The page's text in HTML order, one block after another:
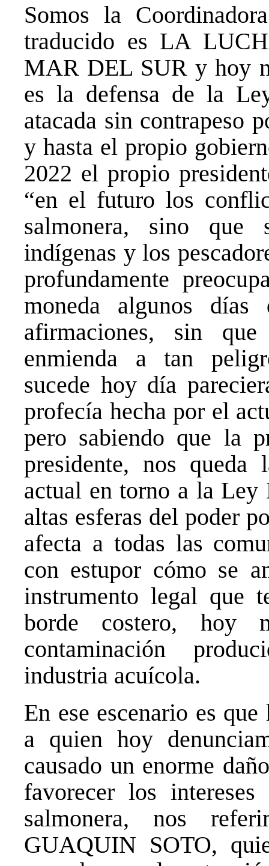
Somos la
traducido es LA
MAR DEL SUR y hoy
es la defensa de la
atacada sin contrapeso
y hasta el propio
2022 el propio
“en el futuro los
salmonera, sino que
indígenas y los
profundamente
moneda algunos días
afirmaciones, sin
enmienda a tan
sucede hoy día
profecía hecha por el
pero sabiendo que la
presidente, nos
actual en torno a la Ley
altas esferas del poder
afecta a todas las
con estupor cómo se
instrumento legal que
borde costero, hoy
contaminación
industria acuícola.
En ese escenario es
a quien hoy
causado un enorme
favorecer los
salmonera, nos
GUAQUIN SOTO,